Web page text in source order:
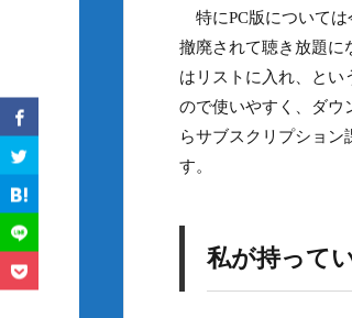
特にPC版については
撤廃されて聴き放題に
はリストに入れ、とい
ので使いやすく、ダウ
らサブスクリプショ
す。
私が持って